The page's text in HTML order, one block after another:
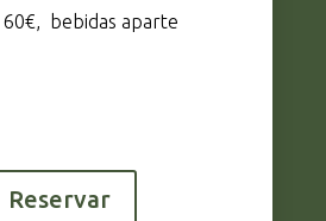
60€, bebidas aparte
Reservar